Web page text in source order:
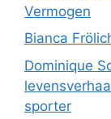
Vermogen
Bianca
Dominique
sporter